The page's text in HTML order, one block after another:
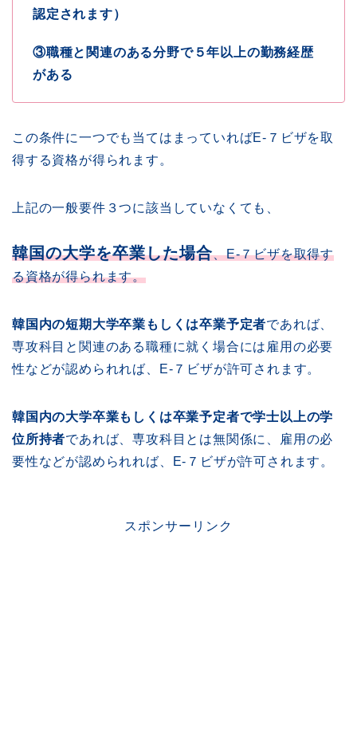
認定されます）
③職種と関連のある分野で５年以上の勤務経歴
がある
この条件に一つでも当てはまっていればE-７ビザを取
得する資格が得られます。
上記の一般要件３つに該当していなくても、
韓国の大学を卒業した場合、E-７ビザを取得す
る資格が得られます。
韓国内の短期大学卒業もしくは卒業予定者であれば、
専攻科目と関連のある職種に就く場合には雇用の必要
性などが認められれば、E-７ビザが許可されます。
韓国内の大学卒業もしくは卒業予定者で学士以上の学
位所持者であれば、専攻科目とは無関係に、雇用の必
要性などが認められれば、E-７ビザが許可されます。
スポンサーリンク